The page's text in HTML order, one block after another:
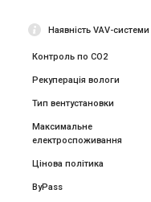
Наявність VAV-системи
Контроль по CO2
Рекуперація вологи
Тип вентустановки
Максимальне
електроспоживання
Цінова політика
ByPass